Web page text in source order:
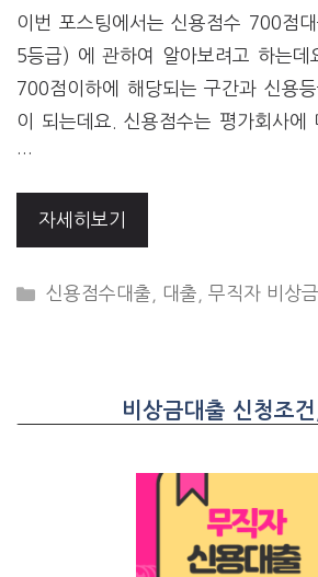
이번 포스팅에서는 신용점수 700점
5등급) 에 관하여 알아보려고 하는데
700점이하에 해당되는 구간과 신용
이 되는데요. 신용점수는 평가회사에
…
자세히보기
CATEGORIES
신용점수대출 대출 ,무직자 비상금
비상금대출 신청조